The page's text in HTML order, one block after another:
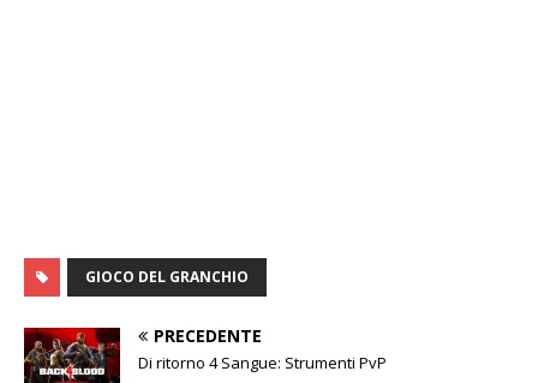
GIOCO DEL GRANCHIO
PRECEDENTE
Di ritorno 4 Sangue: Strumenti PvP